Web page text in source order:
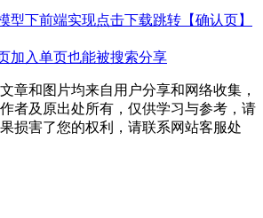
型下前端实现点击下载跳转【确认页】
加入单页也能被搜索分享
章和图片均来自用户分享和网络收集，
者及原出处所有，仅供学习与参考，请
损害了您的权利，请联系网站客服处